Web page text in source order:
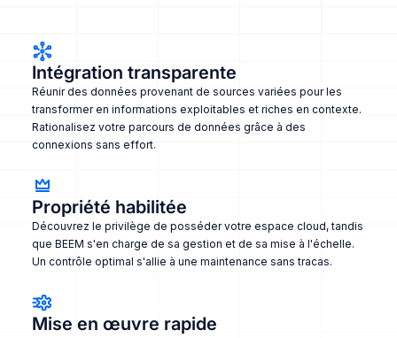
Intégration transparente
Réunir des données provenant de sources variées pour les
transformer en informations exploitables et riches en contexte.
Rationalisez votre parcours de données grâce à des
connexions sans effort.
Propriété habilitée
Découvrez le privilège de posséder votre espace cloud, tandis
que BEEM s'en charge de sa gestion et de sa mise à l'échelle.
Un contrôle optimal s'allie à une maintenance sans tracas.
Mise en œuvre rapide